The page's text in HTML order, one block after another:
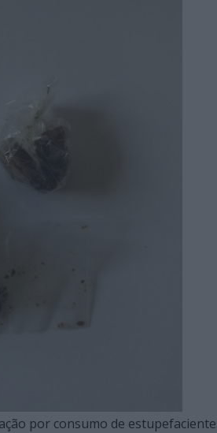
por consumo de